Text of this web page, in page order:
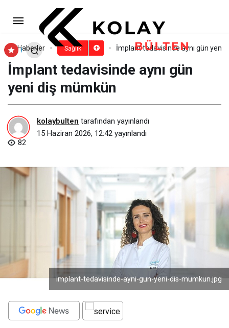
Haberler Sağlık İmplant tedavisinde aynı gün yeni
İmplant tedavisinde aynı gün
yeni diş mümkün
kolaybulten tarafından yayınlandı
15 Haziran 2026, 12:42 yayınlandı
82
implant-tedavisinde-ayni-gun-yeni-dis-mumkun.jpg
Yazın Yanlış Ürün Kullanımı Cilt
Lekelerini Tetikleyebilir
Yorum Yap Paylaş